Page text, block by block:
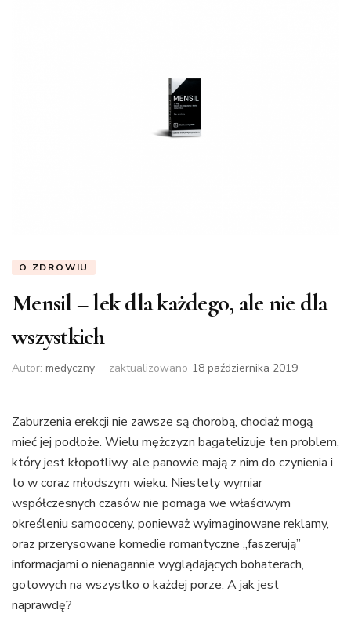
O ZDROWIU
Mensil – lek dla każdego, ale nie dla
wszystkich
Autor: medyczny zaktualizowano 18 października 2019
Zaburzenia erekcji nie zawsze są chorobą, chociaż mogą
mieć jej podłoże. Wielu mężczyzn bagatelizuje ten problem,
który jest kłopotliwy, ale panowie mają z nim do czynienia i
to w coraz młodszym wieku. Niestety wymiar
współczesnych czasów nie pomaga we właściwym
określeniu samooceny, ponieważ wyimaginowane reklamy,
oraz przerysowane komedie romantyczne „faszerują”
informacjami o nienagannie wyglądających bohaterach,
gotowych na wszystko o każdej porze. A jak jest
naprawdę?